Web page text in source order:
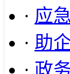
· 应
· 助
· 政